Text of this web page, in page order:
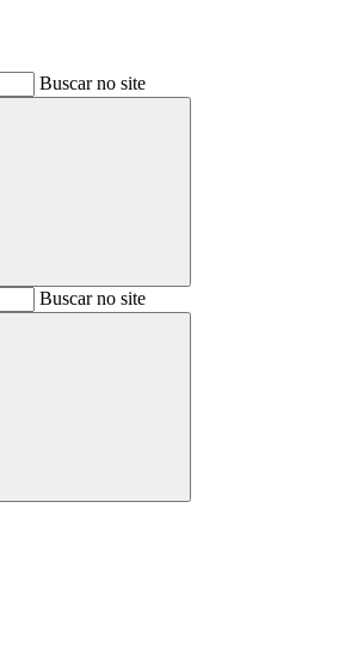
Buscar no site
BuscarBuscar no site
Buscar